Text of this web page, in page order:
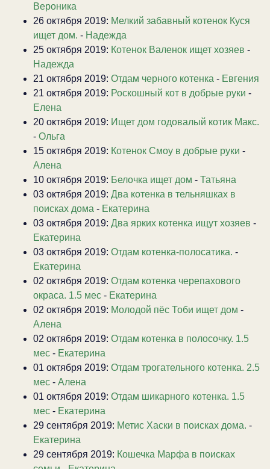
Вероника
26 октября 2019: Мелкий забавный котенок Куся
ищет дом. - Надежда
25 октября 2019: Котенок Валенок ищет хозяев -
Надежда
21 октября 2019: Отдам черного котенка - Евгения
21 октября 2019: Роскошный кот в добрые руки -
Елена
20 октября 2019: Ищет дом годовалый котик Макс.
- Ольга
15 октября 2019: Котенок Смоу в добрые руки -
Алена
10 октября 2019: Белочка ищет дом - Татьяна
03 октября 2019: Два котенка в тельняшках в
поисках дома - Екатерина
03 октября 2019: Два ярких котенка ищут хозяев -
Екатерина
03 октября 2019: Отдам котенка-полосатика. -
Екатерина
02 октября 2019: Отдам котенка черепахового
окраса. 1.5 мес - Екатерина
02 октября 2019: Молодой пёс Тоби ищет дом -
Алена
02 октября 2019: Отдам котенка в полосочку. 1.5
мес - Екатерина
01 октября 2019: Отдам трогательного котенка. 2.5
мес - Алена
01 октября 2019: Отдам шикарного котенка. 1.5
мес - Екатерина
29 сентября 2019: Метис Хаски в поисках дома. -
Екатерина
29 сентября 2019: Кошечка Марфа в поисках